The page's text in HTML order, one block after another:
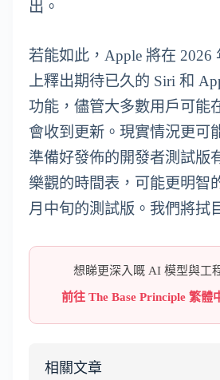
出。
若能如此，Apple 將在 2026
上釋出期待已久的 Siri 和
功能，儘管大多數用戶可能
會收到更新。現實情況更可
準備好發佈的開發者測試版
樂觀的時間表，可能更明智
月中旬的測試版。我們將拭
想睇更深入嘅 AI 模型與工
前往 The Base Principle 繁
相關文章